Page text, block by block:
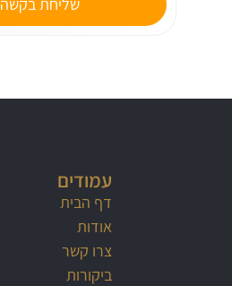
עמודים
דף הבית
אודות
צרו קשר
ביקורות